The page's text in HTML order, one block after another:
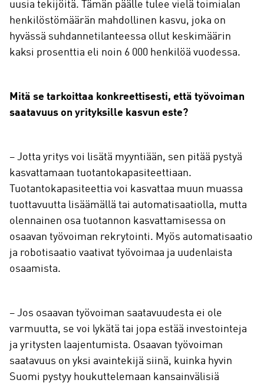
uusia tekijöitä. Tämän päälle tulee vielä toimialan
henkilöstömäärän mahdollinen kasvu, joka on
hyvässä suhdannetilanteessa ollut keskimäärin
kaksi prosenttia eli noin 6 000 henkilöä vuodessa.
Mitä se tarkoittaa konkreettisesti, että työvoiman
saatavuus on yrityksille kasvun este?
– Jotta yritys voi lisätä myyntiään, sen pitää pystyä
kasvattamaan tuotantokapasiteettiaan.
Tuotantokapasiteettia voi kasvattaa muun muassa
tuottavuutta lisäämällä tai automatisaatiolla, mutta
olennainen osa tuotannon kasvattamisessa on
osaavan työvoiman rekrytointi. Myös automatisaatio
ja robotisaatio vaativat työvoimaa ja uudenlaista
osaamista.
– Jos osaavan työvoiman saatavuudesta ei ole
varmuutta, se voi lykätä tai jopa estää investointeja
ja yritysten laajentumista. Osaavan työvoiman
saatavuus on yksi avaintekijä siinä, kuinka hyvin
Suomi pystyy houkuttelemaan kansainvälisiä